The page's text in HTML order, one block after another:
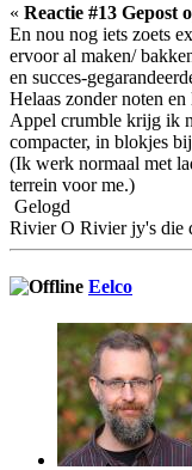
« Reactie #13 Gepost
En nou nog iets zoets
ervoor al maken/
en succes-
Helaas zonder noten
Appel crumble krijg ik
compacter, in blokjes
(Ik werk normaal met
terrein voor me.)
Gelogd
Rivier O Rivier jy's die
Eelco